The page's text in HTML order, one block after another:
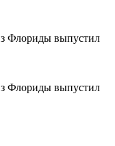
Флориды выпустил
Флориды выпустил